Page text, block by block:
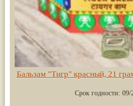
Бальзам "Тигр" красный, 21
Срок годности: 09/